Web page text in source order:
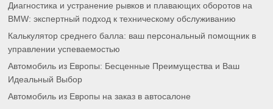
Диагностика и устранение рывков и плавающих оборотов на
BMW: экспертный подход к техническому обслуживанию
Калькулятор среднего балла: ваш персональный помощник в
управлении успеваемостью
Автомобиль из Европы: Бесценные Преимущества и Ваш
Идеальный Выбор
Автомобиль из Европы на заказ в автосалоне